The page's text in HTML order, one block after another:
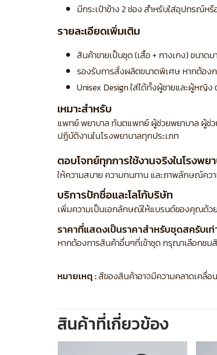
มีกระเป๋าข้าง 2 ช่อง สำหรับใส่อุปกรณ์ห
รายละเอียดเพิ่มเติม
สินค้าขายเป็นชุด (เสื้อ + กางเกง) ขนาด
รองรับการสั่งผลิตขนาดพิเศษ หากต้อง
Unisex Design ใส่ได้ทั้งผู้ชายและผู้หญิง
เหมาะสำหรับ
แพทย์ พยาบาล ทันตแพทย์ ผู้ช่วยพยาบาล ผู้ช่
ปฏิบัติงานในโรงพยาบาลทุกประเภท
ตอบโจทย์ทุกการใช้งานจริงในโรงพย
ให้ความสบาย ความทนทาน และภาพลักษณ์คว
บริการปักชื่อและโลโก้บริษัท
เพิ่มความเป็นเอกลักษณ์ให้แบรนด์ของคุณด้ว
ราคาที่แสดงเป็นราคาสำหรับชุดสครับเ
หากต้องการสินค้าอื่นๆที่เข้าชุด กรุณาเลือกชม
หมายเหตุ :สีของสินค้าอาจมีความคลาดเคลื่อ
สินค้าที่เกี่ยวข้อง